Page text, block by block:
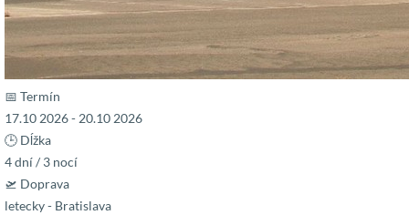
📅 Termín
17.10 2026 - 20.10 2026
🕒 Dĺžka
4 dní / 3 nocí
🛫 Doprava
letecky - Bratislava